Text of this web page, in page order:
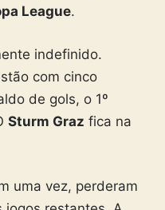
League.
indefinido.
com cinco
de gols, o 1º
Sturm Graz fica na
uma vez, perderam